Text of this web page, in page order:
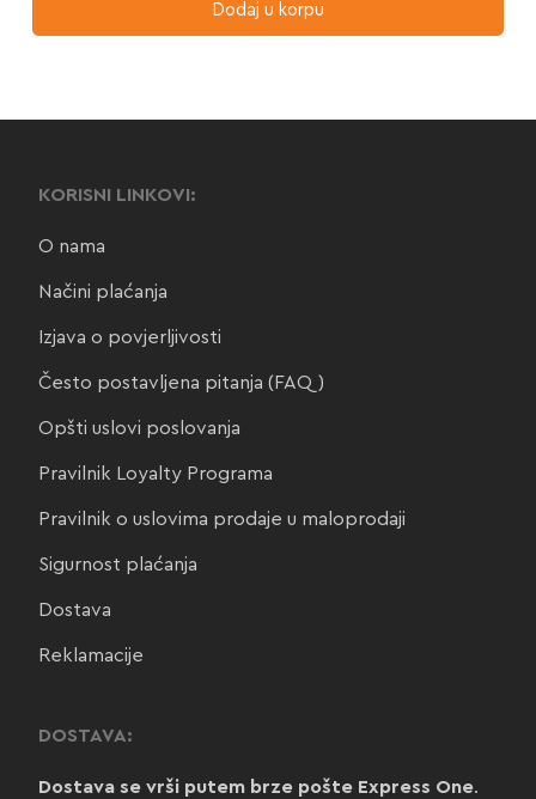
Dodaj u korpu
KORISNI LINKOVI:
O nama
Načini plaćanja
Izjava o povjerljivosti
Često postavljena pitanja (FAQ)
Opšti uslovi poslovanja
Pravilnik Loyalty Programa
Pravilnik o uslovima prodaje u maloprodaji
Sigurnost plaćanja
Dostava
Reklamacije
DOSTAVA:
Dostava se vrši putem brze pošte Express One.